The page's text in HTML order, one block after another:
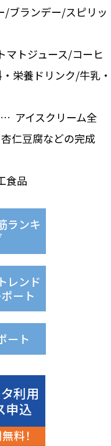
ブランデー/スピリッ
トジュース/コーヒ
栄養ドリンク/牛乳・
アイスクリーム全
仁豆腐などの完成
食品
ランキ
レンド
ート
ート